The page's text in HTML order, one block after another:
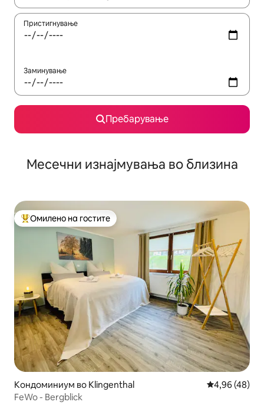
Пристигнување
Заминување
Пребарување
Месечни изнајмувања во близина
Меѓу најуспешните „Омилени на гостите“
Омилено на гостите
Кондоминиум во Klingenthal Просечна
4,96 (48)
FeWo - Bergblick